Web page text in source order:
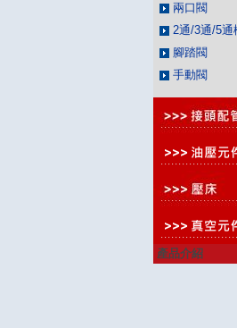
兩口閥
2通/3通/5通
腳踏閥
手動閥
產品介紹